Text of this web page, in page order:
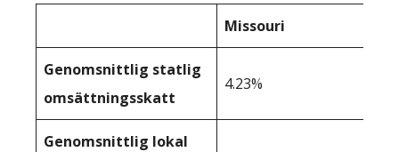
Missouri
Genomsnittlig statlig
omsättningsskatt
4.23%
Genomsnittlig lokal